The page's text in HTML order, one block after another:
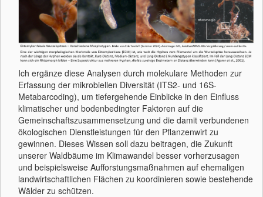
Ich ergänze diese Analysen durch molekulare Methoden zur
Erfassung der mikrobiellen Diversität (ITS2- und 16S-
Metabarcoding), um tiefergehende Einblicke in den Einfluss
klimatischer und bodenbedingter Faktoren auf die
Gemeinschaftszusammensetzung und die damit verbundenen
ökologischen Dienstleistungen für den Pflanzenwirt zu
gewinnen. Dieses Wissen soll dazu beitragen, die Zukunft
unserer Waldbäume im Klimawandel besser vorherzusagen
und beispielsweise Aufforstungsmaßnahmen auf ehemaligen
landwirtschaftlichen Flächen zu koordinieren sowie bestehende
Wälder zu schützen.